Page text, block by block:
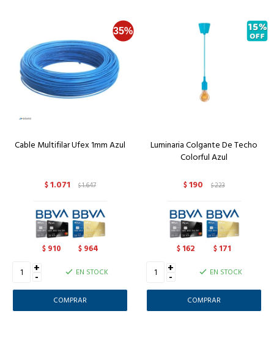
Cable Multifilar Ufex 1mm Azul
$1.071 $1.647
$ 910 $ 964
+
- EN STOCK
Luminaria Colgante De Techo
Colorful Azul
$190 $223
$ 162 $ 171
+
- EN STOCK